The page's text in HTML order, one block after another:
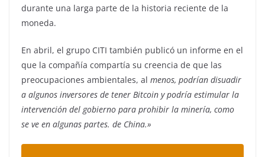
durante una larga parte de la historia reciente de la
moneda.
En abril, el grupo CITI también publicó un informe en el
que la compañía compartía su creencia de que las
preocupaciones ambientales, al menos, podrían disuadir
a algunos inversores de tener Bitcoin y podría estimular la
intervención del gobierno para prohibir la minería, como
se ve en algunas partes. de China.»